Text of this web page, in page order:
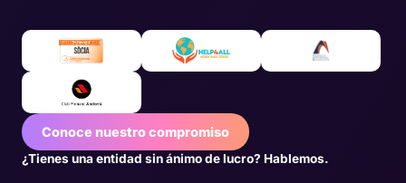
Conoce nuestro compromiso
¿Tienes una entidad sin ánimo de lucro? Hablemos.